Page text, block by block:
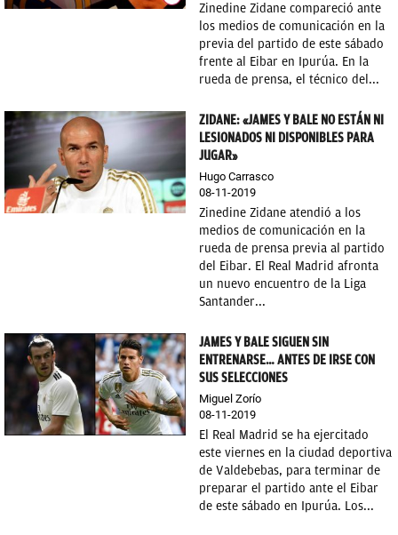
Zinedine Zidane compareció ante
los medios de comunicación en la
previa del partido de este sábado
frente al Eibar en Ipurúa. En la
rueda de prensa, el técnico del...
ZIDANE: «JAMES Y BALE NO ESTÁN NI
LESIONADOS NI DISPONIBLES PARA
JUGAR»
Hugo Carrasco
08-11-2019
Zinedine Zidane atendió a los
medios de comunicación en la
rueda de prensa previa al partido
del Eibar. El Real Madrid afronta
un nuevo encuentro de la Liga
Santander...
JAMES Y BALE SIGUEN SIN
ENTRENARSE… ANTES DE IRSE CON
SUS SELECCIONES
Miguel Zorío
08-11-2019
El Real Madrid se ha ejercitado
este viernes en la ciudad deportiva
de Valdebebas, para terminar de
preparar el partido ante el Eibar
de este sábado en Ipurúa. Los...